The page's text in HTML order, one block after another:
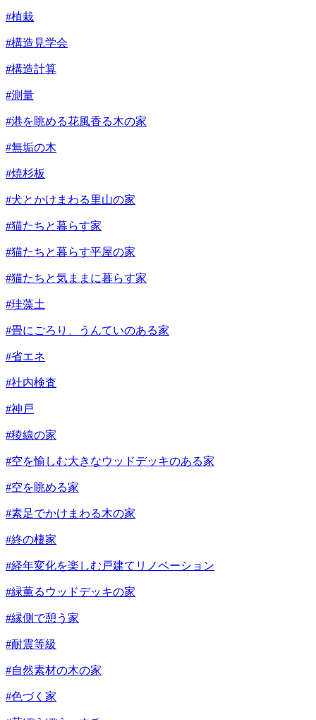
#植栽
#構造見学会
#構造計算
#測量
#港を眺める花風香る木の家
#無垢の木
#焼杉板
#犬とかけまわる里山の家
#猫たちと暮らす家
#猫たちと暮らす平屋の家
#猫たちと気ままに暮らす家
#珪藻土
#畳にごろり、うんていのある家
#省エネ
#社内検査
#神戸
#稜線の家
#空を愉しむ大きなウッドデッキのある家
#空を眺める家
#素足でかけまわる木の家
#終の棲家
#経年変化を楽しむ戸建てリノベーション
#緑薫るウッドデッキの家
#縁側で憩う家
#耐震等級
#自然素材の木の家
#色づく家